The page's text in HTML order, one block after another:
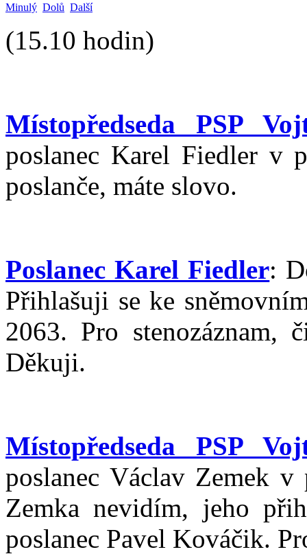
Minulý Dolů Další
(15.10 hodin)
Místopředseda PSP
poslanec Karel Fiedler v
poslanče, máte slovo.
Poslanec Karel Fiedler:
Přihlašuji se ke
2063. Pro stenozáznam,
Děkuji.
Místopředseda PSP
poslanec Václav Zemek v
Zemka nevidím, jeho
poslanec Pavel Kováčik.